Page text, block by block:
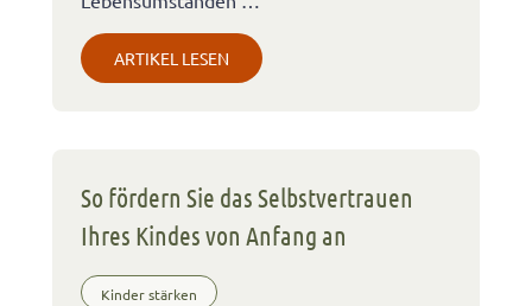
ARTIKEL LESEN
So fördern Sie das Selbstvertrauen
Ihres Kindes von Anfang an
Kinder stärken